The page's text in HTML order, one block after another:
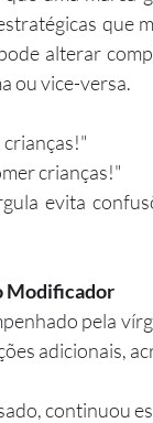
que
alterar
ou vice-versa.
crianças!"
crianças!"
evita
Modificador
pela
adicionais,
continuou